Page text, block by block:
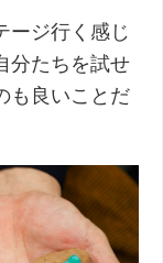
ージ行く感じ
分たちを試せ
も良いことだ